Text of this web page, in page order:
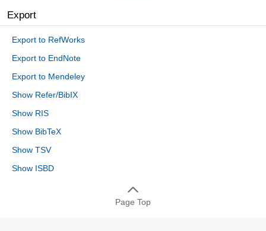
Export
Export to RefWorks
Export to EndNote
Export to Mendeley
Show Refer/BibIX
Show RIS
Show BibTeX
Show TSV
Show ISBD
Page Top